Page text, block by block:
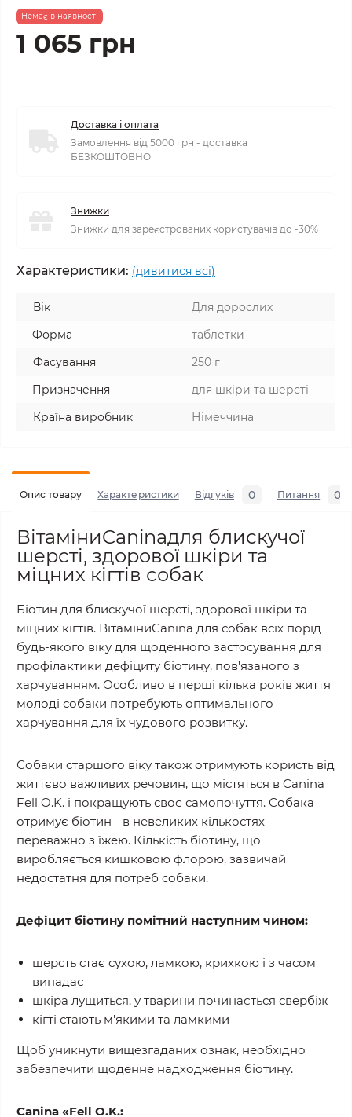
Немає в наявності
1 065 грн
Доставка і оплата
Замовлення від 5000 грн - доставка
БЕЗКОШТОВНО
Знижки
Знижки для зареєстрованих користувачів до -30%
Характеристики: (дивитися всі)
Вік
Для дорослих
Форма
таблетки
Фасування
250 г
Призначення
для шкіри та шерсті
Країна виробник
Німеччина
Опис товару Характеристики Відгуків 0 Питання 0
ВітаміниCaninaдля блискучої
шерсті, здорової шкіри та
міцних кігтів собак
Біотин для блискучої шерсті, здорової шкіри та
міцних кігтів. ВітаміниCanina для собак всіх порід
будь-якого віку для щоденного застосування для
профілактики дефіциту біотину, пов'язаного з
харчуванням. Особливо в перші кілька років життя
молоді собаки потребують оптимального
харчування для їх чудового розвитку.
Собаки старшого віку також отримують користь від
життєво важливих речовин, що містяться в Canina
Fell O.K. і покращують своє самопочуття. Собака
отримує біотин - в невеликих кількостях -
переважно з їжею. Кількість біотину, що
виробляється кишковою флорою, зазвичай
недостатня для потреб собаки.
Дефіцит біотину помітний наступним чином:
шерсть стає сухою, ламкою, крихкою і з часом
випадає
шкіра лущиться, у тварини починається свербіж
кігті стають м'якими та ламкими
Щоб уникнути вищезгаданих ознак, необхідно
забезпечити щоденне надходження біотину.
Canina «Fell O.K.: